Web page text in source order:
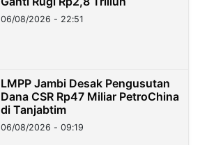
06/08/2026 - 22:51
LMPP Jambi Desak Pengusutan
Dana CSR Rp47 Miliar PetroChina
di Tanjabtim
06/08/2026 - 09:19